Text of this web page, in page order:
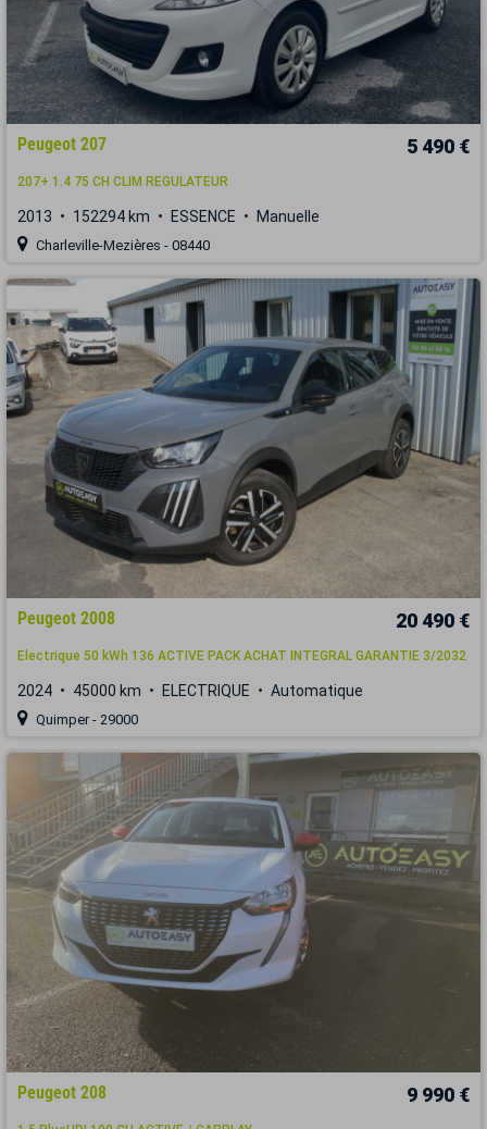
Peugeot 207 5 490 €
207+ 1.4 75 CH CLIM REGULATEUR
2013 152294 km ESSENCE Manuelle
Charleville-Mezières - 08440
Peugeot 2008 20 490 €
Electrique 50 kWh 136 ACTIVE PACK ACHAT INTEGRAL GARANTIE 3/2032
2024 45000 km ELECTRIQUE Automatique
Quimper - 29000
Peugeot 208 9 990 €